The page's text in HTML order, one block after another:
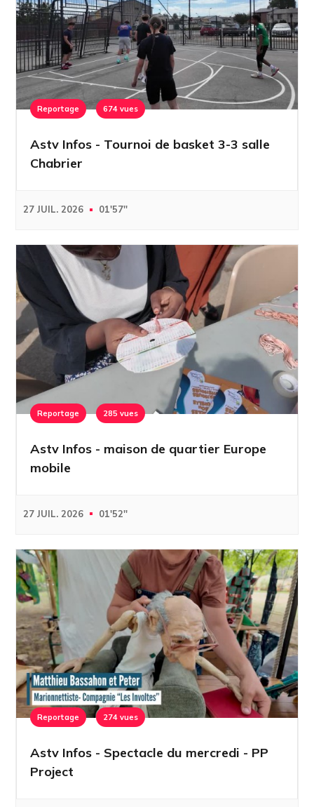
Reportage 674 vues
Astv Infos - Tournoi de basket 3-3 salle
Chabrier
27 JUIL. 2026 01'57''
Reportage 285 vues
Astv Infos - maison de quartier Europe
mobile
27 JUIL. 2026 01'52''
Reportage 274 vues
Astv Infos - Spectacle du mercredi - PP
Project